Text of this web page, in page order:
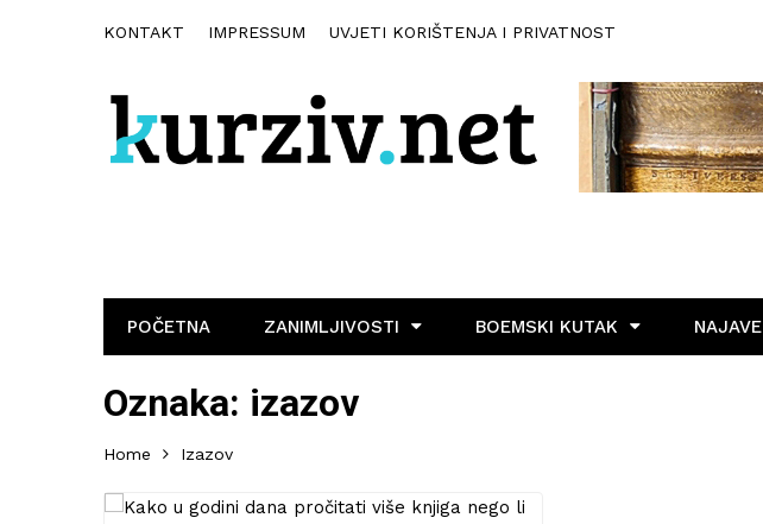
KONTAKT IMPRESSUM UVJETI KORIŠTENJA I PRIVATNOST
POČETNA ZANIMLJIVOSTI BOEMSKI KUTAK NAJAVE
Oznaka: izazov
Home Izazov